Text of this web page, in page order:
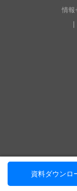
資料ダウンロ
情報
リックソフトは、
Solution Partner 」で
Enterpriseの認定をう